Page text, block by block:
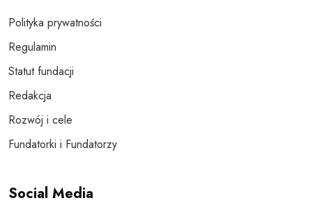
Polityka prywatności
Regulamin
Statut fundacji
Redakcja
Rozwój i cele
Fundatorki i Fundatorzy
Social Media